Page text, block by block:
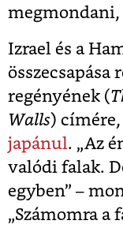
megmondani,
Izrael és a
regényének (
Walls) címére,
japánul. „Az
valódi falak.
egyben” –
„Számomra a